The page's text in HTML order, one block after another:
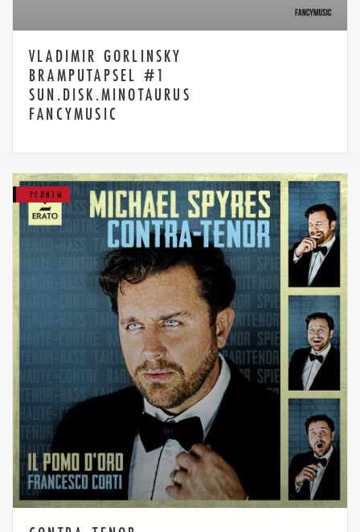
VLADIMIR GORLINSKY
BRAMPUTAPSEL #1
SUN.DISK.MINOTAURUS
FANCYMUSIC
РЕЛИЗЫ